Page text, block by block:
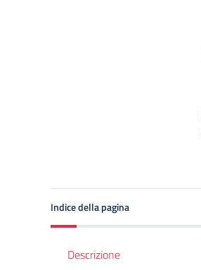
Indice della pagina
Descrizione